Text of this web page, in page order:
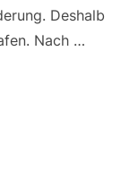
Deshalb
Nach …
SAMSTAG,